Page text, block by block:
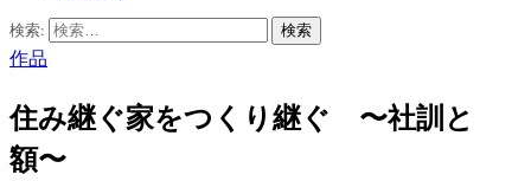
検索:
作品
住み継ぐ家をつくり継ぐ 〜社訓と
額〜